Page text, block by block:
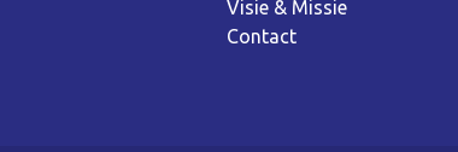
Visie & Missie
Contact